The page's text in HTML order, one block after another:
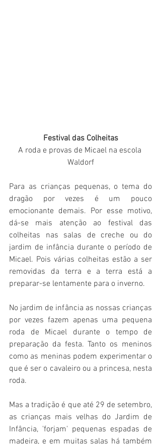
Festival das Colheitas
A roda e provas de Micael na escola
Waldorf
Para as crianças pequenas, o tema do
dragão por vezes é um pouco
emocionante demais. Por esse motivo,
dá-se mais atenção ao festival das
colheitas nas salas de creche ou do
jardim de infância durante o período de
Micael. Pois várias colheitas estão a ser
removidas da terra e a terra está a
preparar-se lentamente para o inverno.
No jardim de infância as nossas crianças
por vezes fazem apenas uma pequena
roda de Micael durante o tempo de
preparação da festa. Tanto os meninos
como as meninas podem experimentar o
que é ser o cavaleiro ou a princesa, nesta
roda.
Mas a tradição é que até 29 de setembro,
as crianças mais velhas do Jardim de
Infância, 'forjam' pequenas espadas de
madeira, e em muitas salas há também